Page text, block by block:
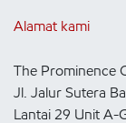
Alamat kami
The Prominence
Jl. Jalur Sutera
Lantai 29 Unit A-